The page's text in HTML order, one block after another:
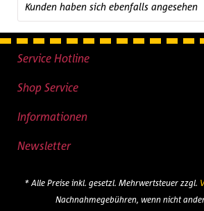
Kunden haben sich ebenfalls angesehen
Service Hotline
Shop Service
Informationen
Newsletter
* Alle Preise inkl. gesetzl. Mehrwertsteuer zzgl.
Nachnahmegebühren, wenn nicht